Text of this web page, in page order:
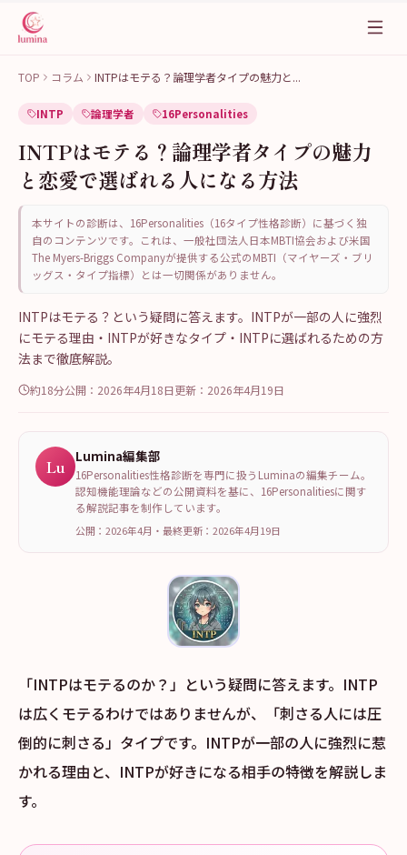
TOP コラム INTPはモテる？論理学者タイプの魅力と...
INTP 論理学者 16Personalities
INTPはモテる？論理学者タイプの魅力
と恋愛で選ばれる人になる方法
本サイトの診断は、16Personalities（16タイプ性格診断）に基づく独
自のコンテンツです。これは、一般社団法人日本MBTI協会および米国
The Myers-Briggs Companyが提供する公式のMBTI（マイヤーズ・ブリ
ッグス・タイプ指標）とは一切関係がありません。
INTPはモテる？という疑問に答えます。INTPが一部の人に強烈
にモテる理由・INTPが好きなタイプ・INTPに選ばれるための方
法まで徹底解説。
約18分公開： 2026年4月18日更新： 2026年4月19日
Lu Lumina編集部
16Personalities性格診断を専門に扱うLuminaの編集チーム。
認知機能理論などの公開資料を基に、16Personalitiesに関す
る解説記事を制作しています。
公開：2026年4月 ・ 最終更新： 2026年4月19日
「INTPはモテるのか？」という疑問に答えます。INTP
は広くモテるわけではありませんが、「刺さる人には圧
倒的に刺さる」タイプです。INTPが一部の人に強烈に惹
かれる理由と、INTPが好きになる相手の特徴を解説しま
す。